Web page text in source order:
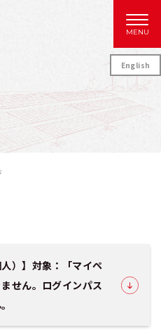
MENU
English
人）】対象：「マイペ
せん。ログインパス